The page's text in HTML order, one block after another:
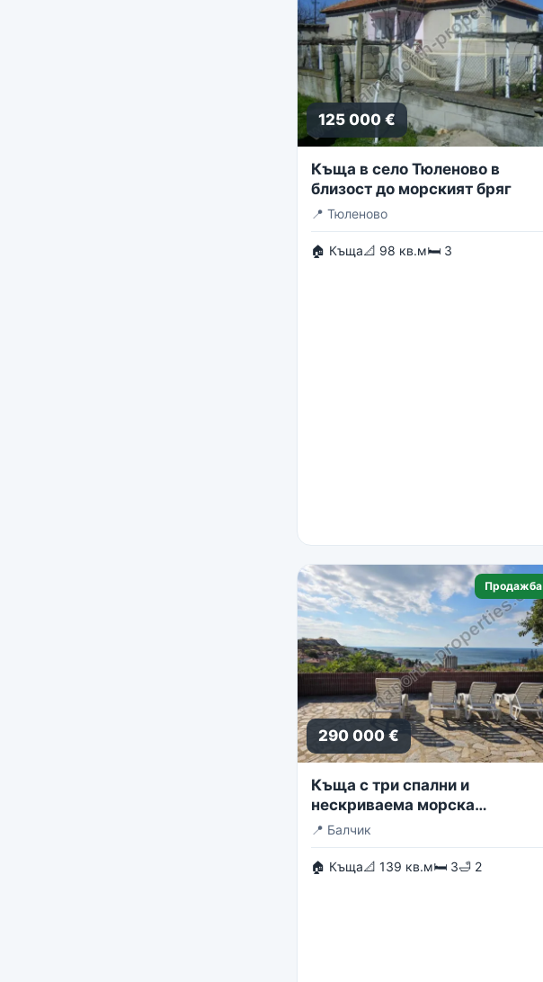
125 000 €
Къща в село Тюленово в
близост до морският бряг
📍 Тюленово
🏠 Къща📐 98 кв.м🛏 3
Продажба
290 000 €
Къща с три спални и
нескриваема морска
панорама
📍 Балчик
🏠 Къща📐 139 кв.м🛏 3🛁 2